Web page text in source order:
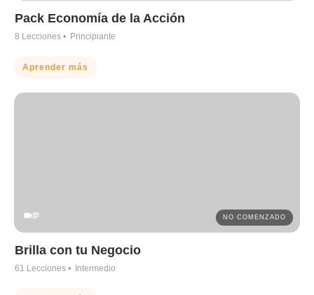
Pack Economía de la Acción
8 Lecciones • Principiante
Aprender más
NO COMENZADO
Brilla con tu Negocio
61 Lecciones • Intermedio